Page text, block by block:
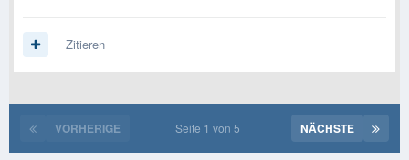
Zitieren
VORHERIGE NÄCHSTE
Seite 1 von 5